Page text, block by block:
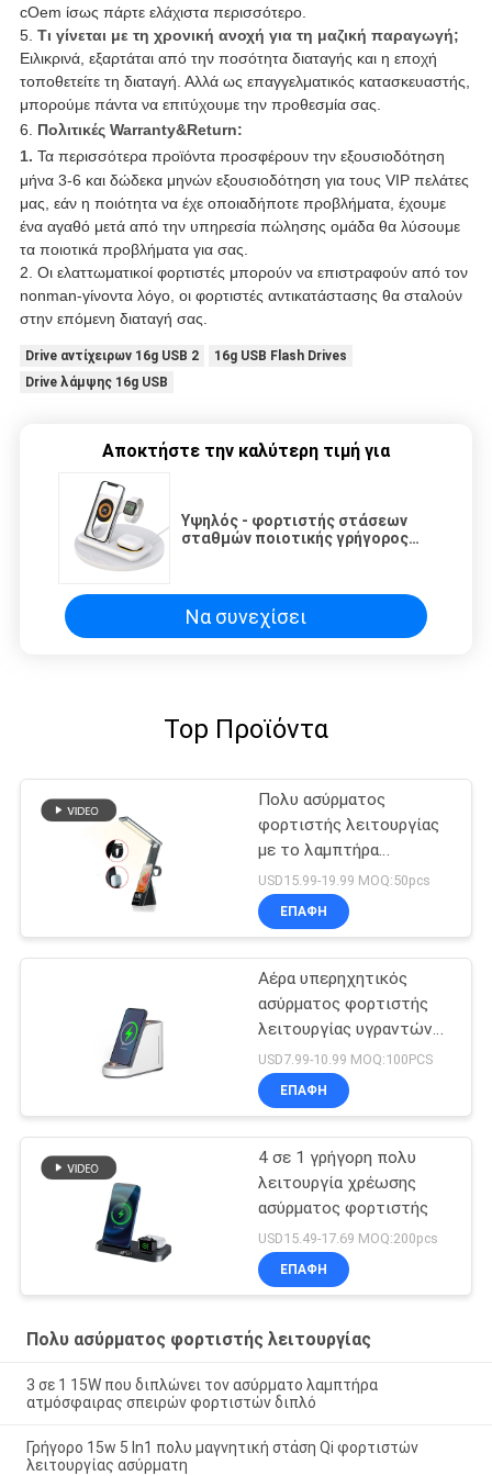
cOem ίσως πάρτε ελάχιστα περισσότερο.
5. Τι γίνεται με τη χρονική ανοχή για τη μαζική παραγωγή;
Ειλικρινά, εξαρτάται από την ποσότητα διαταγής και η εποχή
τοποθετείτε τη διαταγή. Αλλά ως επαγγελματικός κατασκευαστής,
μπορούμε πάντα να επιτύχουμε την προθεσμία σας.
6. Πολιτικές Warranty&Return:
1. Τα περισσότερα προϊόντα προσφέρουν την εξουσιοδότηση
μήνα 3-6 και δώδεκα μηνών εξουσιοδότηση για τους VIP πελάτες
μας, εάν η ποιότητα να έχε οποιαδήποτε προβλήματα, έχουμε
ένα αγαθό μετά από την υπηρεσία πώλησης ομάδα θα λύσουμε
τα ποιοτικά προβλήματα για σας.
2. Οι ελαττωματικοί φορτιστές μπορούν να επιστραφούν από τον
nonman-γίνοντα λόγο, οι φορτιστές αντικατάστασης θα σταλούν
στην επόμενη διαταγή σας.
Drive αντίχειρων 16g USB 2
16g USB Flash Drives
Drive λάμψης 16g USB
Αποκτήστε την καλύτερη τιμή για
Υψηλός - φορτιστής στάσεων
σταθμών ποιοτικής γρήγορος
Να συνεχίσει
Top Προϊόντα
Πολυ ασύρματος
φορτιστής λειτουργίας
με το λαμπτήρα
ρολογιών
USD15.99-19.99 MOQ:50pcs
ΕΠΑΦΉ
Αέρα υπερηχητικός
ασύρματος φορτιστής
λειτουργίας υγραντών
πολυ
USD7.99-10.99 MOQ:100PCS
ΕΠΑΦΉ
4 σε 1 γρήγορη πολυ
λειτουργία χρέωσης
ασύρματος φορτιστής
USD15.49-17.69 MOQ:200pcs
ΕΠΑΦΉ
Πολυ ασύρματος φορτιστής λειτουργίας
3 σε 1 15W που διπλώνει τον ασύρματο λαμπτήρα
ατμόσφαιρας σπειρών φορτιστών διπλό
Γρήγορο 15w 5 In1 πολυ μαγνητική στάση Qi φορτιστών
λειτουργίας ασύρματη